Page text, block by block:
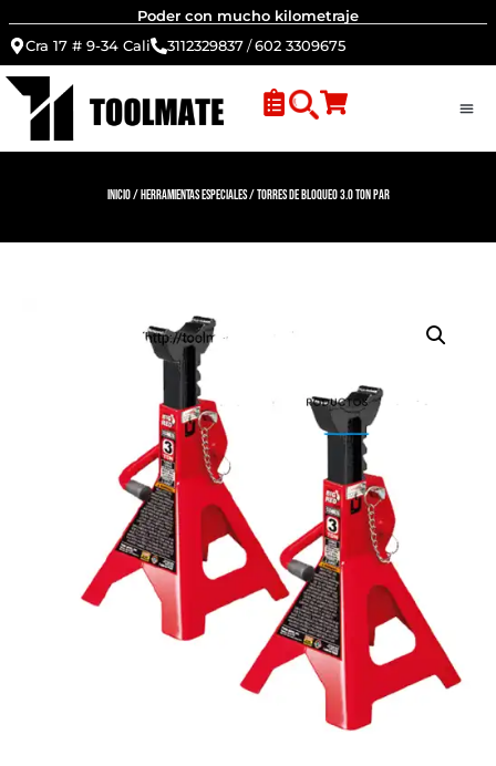
Poder con mucho kilometraje
Cra 17 # 9-34 Cali
3112329837/602 3309675
Inicio/ Herramientas Especiales/ Torres de bloqueo 3.0 Ton par